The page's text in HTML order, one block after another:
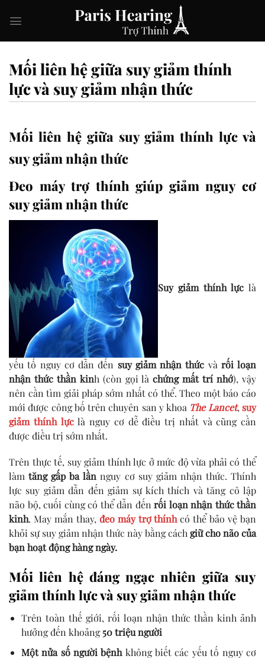
Mối liên hệ giữa suy giảm thính
lực và suy giảm nhận thức
Mối liên hệ giữa suy giảm thính lực và
suy giảm nhận thức
Đeo máy trợ thính giúp giảm nguy cơ
suy giảm nhận thức
Suy giảm thính lực là
yếu tố nguy cơ dẫn đến suy giảm nhận thức và rối loạn
nhận thức thần kinh (còn gọi làchứng mất trí nhớ), vậy
nên cần tìm giải pháp sớm nhất có thể. Theo một báo cáo
mới được công bố trên chuyên san y khoa The Lancet, suy
giảm thính lựclà nguy cơ dễ điều trị nhất và cũng cần
được điều trị sớm nhất.
Trên thực tế, suy giảm thính lực ở mức độ vừa phải có thể
làmtăng gấp ba lần nguy cơ suy giảm nhận thức. Thính
lực suy giảm dẫn đến giảm sự kích thích và tăng cô lập
não bộ, cuối cùng có thể dẫn đếnrối loạn nhận thức thần
kinh. May mắn thay, đeo máy trợ thính có thể bảo vệ bạn
khỏi sự suy giảm nhận thức này bằng cáchgiữ cho não của
bạn hoạt động hàng ngày.
Mối liên hệ đáng ngạc nhiên giữa suy
giảm thính lực và suy giảm nhận thức
Trên toàn thế giới, rối loạn nhận thức thần kinh ảnh
hưởng đến khoảng50 triệu người
Một nửa số người bệnh không biết các yếu tố nguy cơ